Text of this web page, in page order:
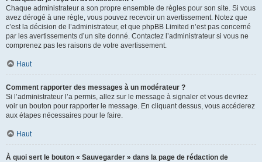
Chaque administrateur a son propre ensemble de règles pour son site. Si vous
avez dérogé à une règle, vous pouvez recevoir un avertissement. Notez que
c’est la décision de l’administrateur, et que phpBB Limited n’est pas concerné
par les avertissements d’un site donné. Contactez l’administrateur si vous ne
comprenez pas les raisons de votre avertissement.
Haut
Comment rapporter des messages à un modérateur ?
Si l’administrateur l’a permis, allez sur le message à signaler et vous devriez
voir un bouton pour rapporter le message. En cliquant dessus, vous accéderez
aux étapes nécessaires pour le faire.
Haut
À quoi sert le bouton « Sauvegarder » dans la page de rédaction de